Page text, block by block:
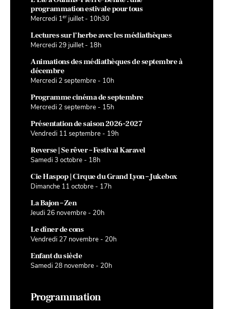
programmation estivale pour tous
Mercredi 1er juillet - 10h30
Lectures sur l’herbe avec les médiathèques
Mercredi 29 juillet - 18h
Animations des médiathèques de septembre à
décembre
Mercredi 2 septembre - 10h
Programme cinéma de septembre
Mercredi 2 septembre - 15h
Présentation de saison 2026-2027
Vendredi 11 septembre - 19h
Reverse | Se rêver – Festival Karavel
Samedi 3 octobre - 18h
Cie Haspop | Cirque du Grand Lyon – Jukebox
Dimanche 11 octobre - 17h
La Bajon – Zen
Jeudi 26 novembre - 20h
Le dîner de cons
Vendredi 27 novembre - 20h
Enfant du siècle
Samedi 28 novembre - 20h
Programmation